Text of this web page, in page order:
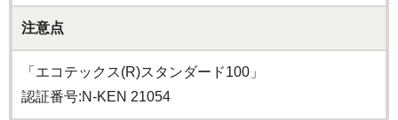
注意点
「エコテックス(R)スタンダード100」
認証番号:N-KEN 21054